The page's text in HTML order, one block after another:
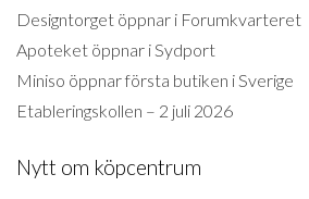
Designtorget öppnar i Forumkvarteret
Apoteket öppnar i Sydport
Miniso öppnar första butiken i Sverige
Etableringskollen – 2 juli 2026
Nytt om köpcentrum